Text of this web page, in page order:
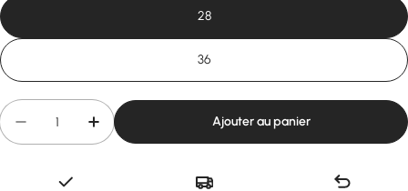
28
36
Quantité
Diminuer la quantité pour Secours G-Lite 2 :: GIN
Augmenter la quantité pour Secours G-
Ajouter au panier